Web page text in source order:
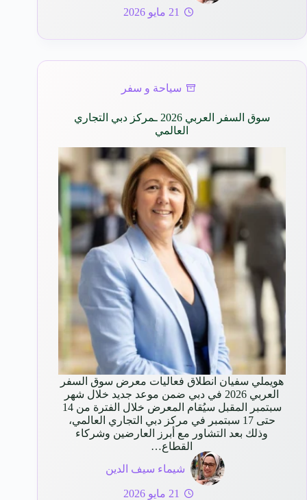
21 مايو 2026
سياحة و سفر
سوق السفر العربي 2026 ـمركز دبي التجاري
العالمي
هويملي سفيان انطلاق فعاليات معرض سوق السفر
العربي 2026 في دبي ضمن موعد جديد خلال شهر
سبتمبر المقبل سيُقام المعرض خلال الفترة من 14
حتى 17 سبتمبر في مركز دبي التجاري العالمي،
وذلك بعد التشاور مع أبرز العارضين وشركاء
القطاع…
شيماء سيف الدين
21 مايو 2026